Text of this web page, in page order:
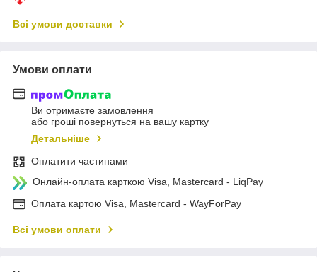
Всі умови доставки
Умови оплати
Ви отримаєте замовлення
або гроші повернуться на вашу картку
Детальніше
Оплатити частинами
Онлайн-оплата карткою Visa, Mastercard - LiqPay
Оплата картою Visa, Mastercard - WayForPay
Всі умови оплати